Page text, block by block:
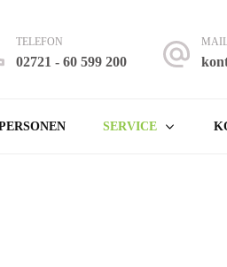
– Rönkhausen
TELEFON
02721 - 60 599 200
SERVICE